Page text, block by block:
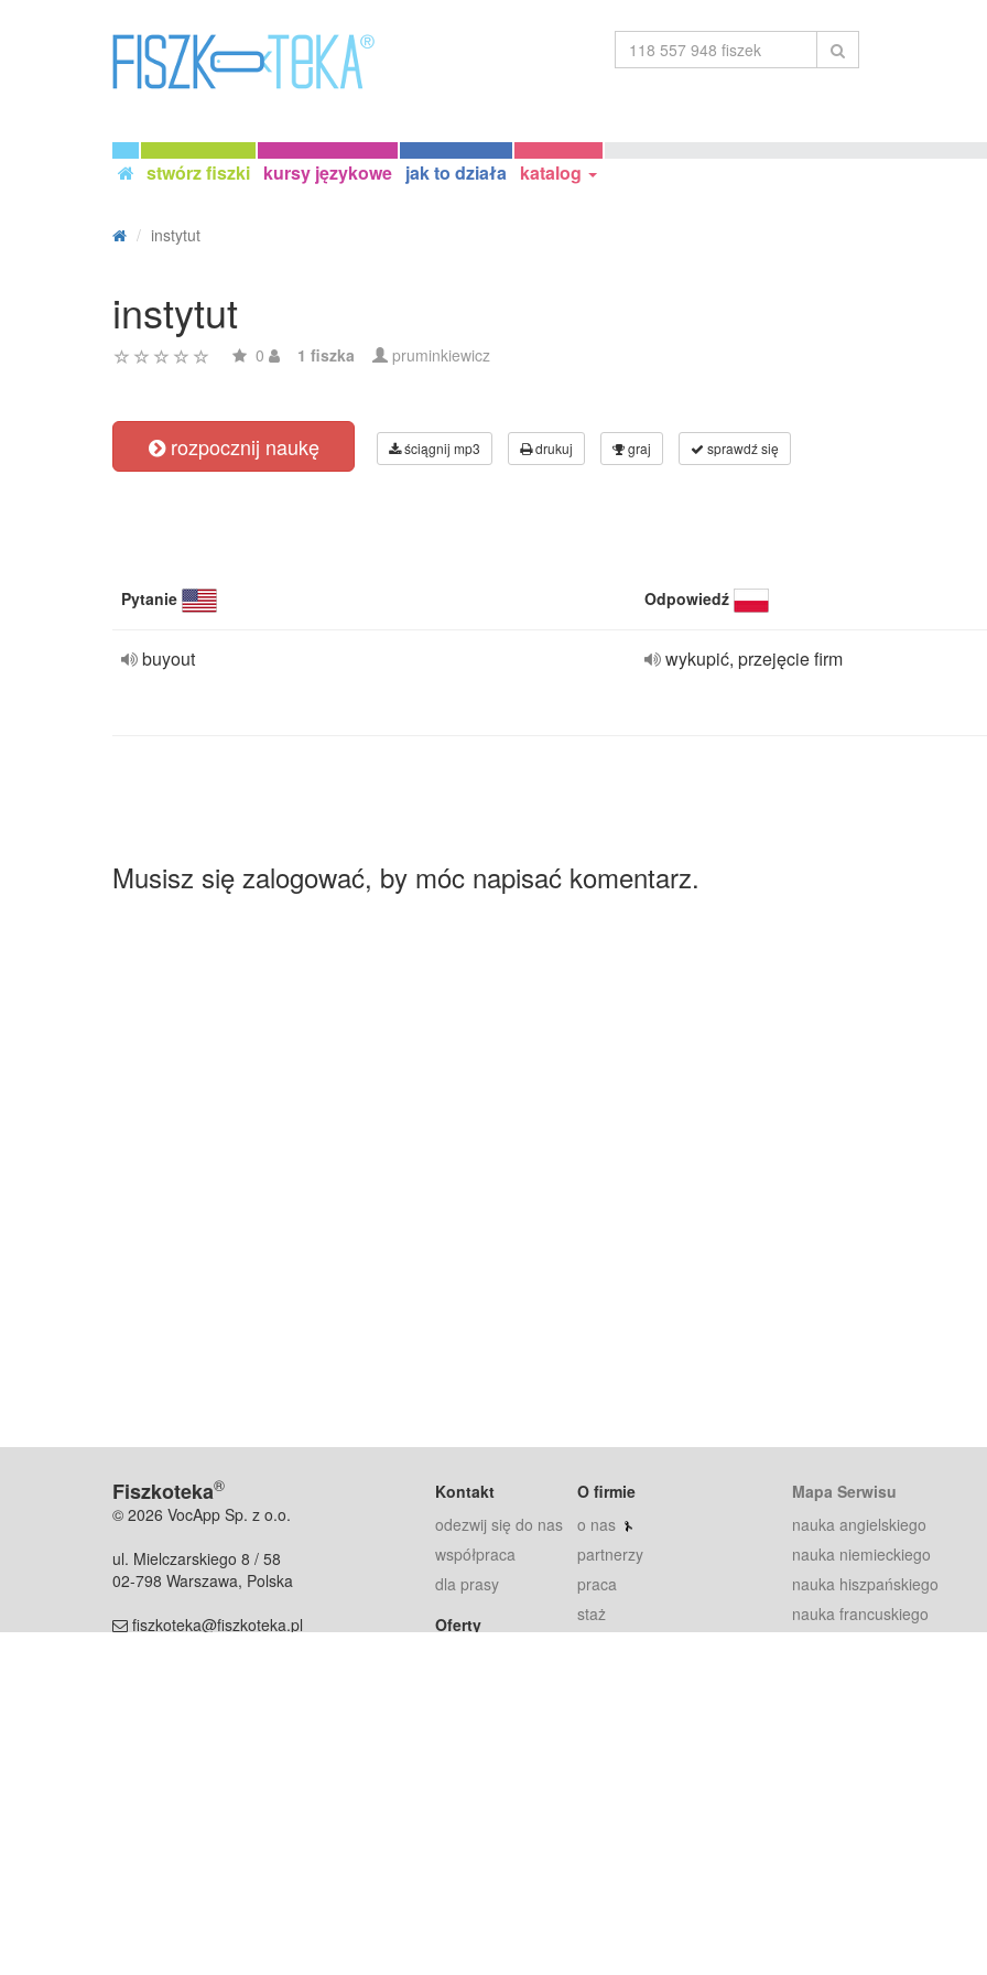
stwórz fiszki kursy językowe jak to działa katalog
instytut
instytut
0 1 fiszka pruminkiewicz
rozpocznij naukę ściągnij mp3 drukuj graj sprawdź się
Pytanie Odpowiedź
buyout wykupić, przejęcie firm
Musisz się zalogować, by móc napisać komentarz.
Fiszkoteka®
© 2026 VocApp Sp. z o.o.
ul. Mielczarskiego 8 / 58
02-798 Warszawa, Polska
fiszkoteka@fiszkoteka.pl
Kontakt
odezwij się do nas
współpraca
dla prasy
Oferty
O firmie
o nas
partnerzy
praca
staż
Mapa Serwisu
nauka angielskiego
nauka niemieckiego
nauka hiszpańskiego
nauka francuskiego